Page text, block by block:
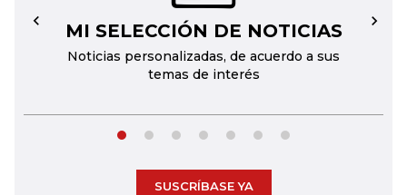
MI SELECCIÓN DE NOTICIAS
Noticias personalizadas, de acuerdo a sus
temas de interés
← →
SUSCRÍBASE YA